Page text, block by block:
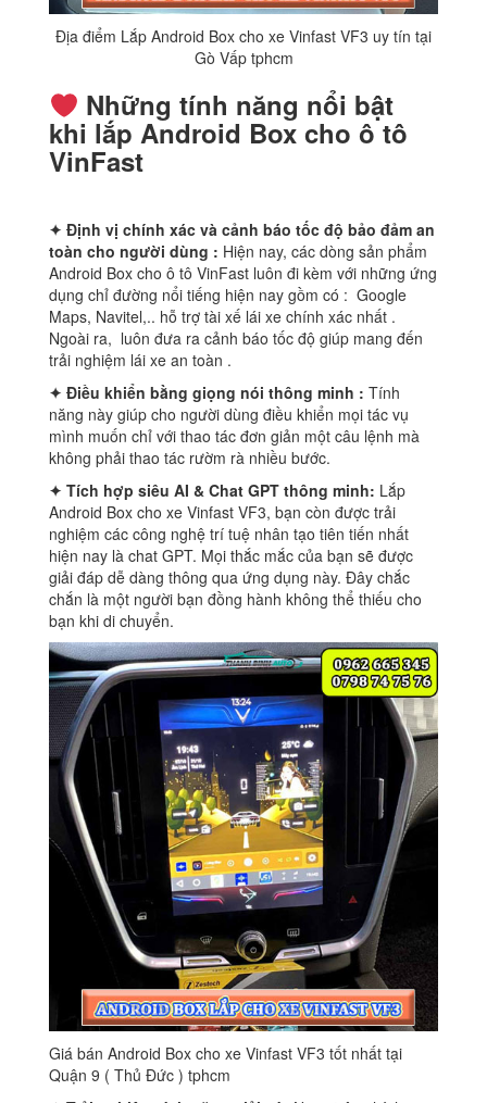
Địa điểm Lắp Android Box cho xe Vinfast VF3 uy tín tại
Gò Vấp tphcm
Những tính năng nổi bật
khi lắp Android Box cho ô tô
VinFast
✦ Định vị chính xác và cảnh báo tốc độ bảo đảm an
toàn cho người dùng : Hiện nay, các dòng sản phẩm
Android Box cho ô tô VinFast luôn đi kèm với những ứng
dụng chỉ đường nổi tiếng hiện nay gồm có : Google
Maps, Navitel,.. hỗ trợ tài xế lái xe chính xác nhất .
Ngoài ra, luôn đưa ra cảnh báo tốc độ giúp mang đến
trải nghiệm lái xe an toàn .
✦ Điều khiển bằng giọng nói thông minh : Tính
năng này giúp cho người dùng điều khiển mọi tác vụ
mình muốn chỉ với thao tác đơn giản một câu lệnh mà
không phải thao tác rườm rà nhiều bước.
✦ Tích hợp siêu AI & Chat GPT thông minh: Lắp
Android Box cho xe Vinfast VF3, bạn còn được trải
nghiệm các công nghệ trí tuệ nhân tạo tiên tiến nhất
hiện nay là chat GPT. Mọi thắc mắc của bạn sẽ được
giải đáp dễ dàng thông qua ứng dụng này. Đây chắc
chắn là một người bạn đồng hành không thể thiếu cho
bạn khi di chuyển.
Giá bán Android Box cho xe Vinfast VF3 tốt nhất tại
Quận 9 ( Thủ Đức ) tphcm